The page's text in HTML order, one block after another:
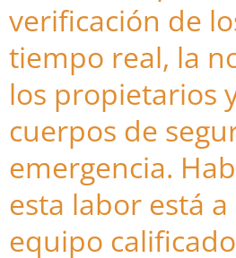
verificación de
tiempo real, la
los propietarios
cuerpos de
emergencia.
esta labor está
equipo